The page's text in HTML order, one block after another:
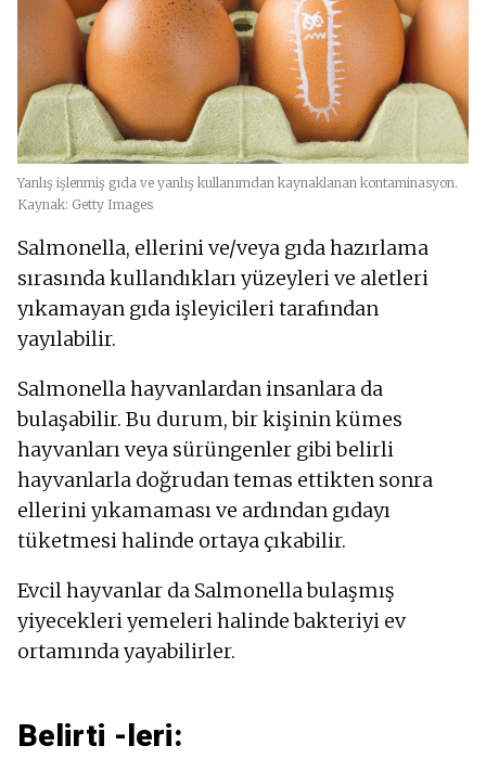
Yanlış işlenmiş gıda ve yanlış kullanımdan kaynaklanan kontaminasyon.
Kaynak: Getty Images
Salmonella, ellerini ve/veya gıda hazırlama
sırasında kullandıkları yüzeyleri ve aletleri
yıkamayan gıda işleyicileri tarafından
yayılabilir.
Salmonella hayvanlardan insanlara da
bulaşabilir. Bu durum, bir kişinin kümes
hayvanları veya sürüngenler gibi belirli
hayvanlarla doğrudan temas ettikten sonra
ellerini yıkamaması ve ardından gıdayı
tüketmesi halinde ortaya çıkabilir.
Evcil hayvanlar da Salmonella bulaşmış
yiyecekleri yemeleri halinde bakteriyi ev
ortamında yayabilirler.
Belirti -leri: